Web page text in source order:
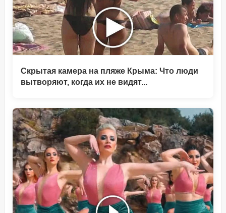
Скрытая камера на пляже Крыма: Что люди
вытворяют, когда их не видят...